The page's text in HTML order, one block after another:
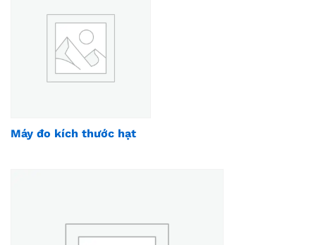
Máy đo kích thước hạt